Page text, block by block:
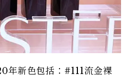
年新色包括：#111流金裸